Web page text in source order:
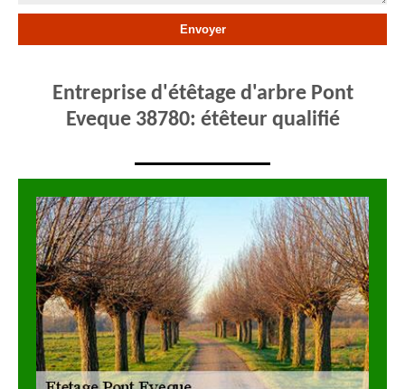
Entreprise d'étêtage d'arbre Pont
Eveque 38780: étêteur qualifié